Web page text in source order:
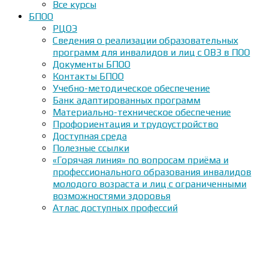
Все курсы
БПОО
РЦОЭ
Сведения о реализации образовательных
программ для инвалидов и лиц с ОВЗ в ПОО
Документы БПОО
Контакты БПОО
Учебно-методическое обеспечение
Банк адаптированных программ
Материально-техническое обеспечение
Профориентация и трудоустройство
Доступная среда
Полезные ссылки
«Горячая линия» по вопросам приёма и
профессионального образования инвалидов
молодого возраста и лиц с ограниченными
возможностями здоровья
Атлас доступных профессий